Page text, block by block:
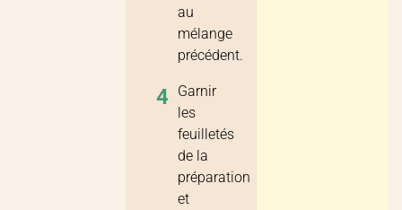
au
mélange
précédent.
4 Garnir
les
feuilletés
de la
préparation
et